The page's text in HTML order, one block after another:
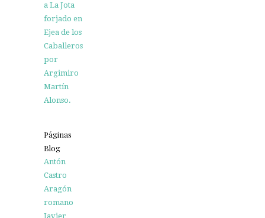
a La Jota
forjado en
Ejea de los
Caballeros
por
Argimiro
Martín
Alonso.
Páginas
Blog
Antón
Castro
Aragón
romano
Javier